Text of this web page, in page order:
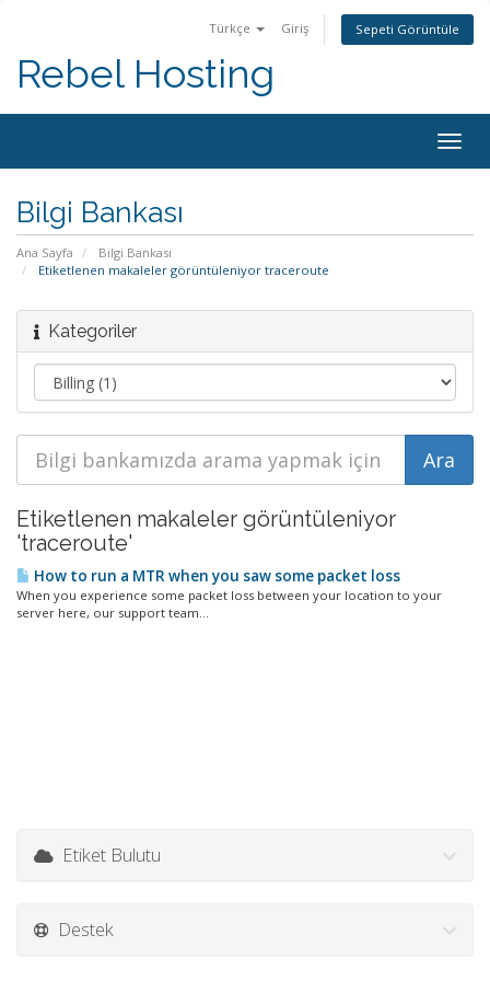
Türkçe Giriş Sepeti Görüntüle
Rebel Hosting
Bilgi Bankası
Ana Sayfa
Bilgi Bankası
Etiketlenen makaleler görüntüleniyor traceroute
Kategoriler
Etiketlenen makaleler görüntüleniyor
'traceroute'
How to run a MTR when you saw some packet loss
When you experience some packet loss between your location to your
server here, our support team...
Etiket Bulutu
Destek